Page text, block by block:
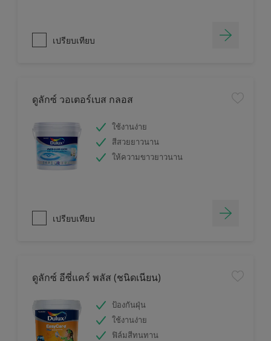
เปรียบเทียบ
ดูลักซ์ วอเตอร์เบส กลอส
ใช้งานง่าย
สีสวยยาวนาน
ให้ความขาวยาวนาน
เปรียบเทียบ
ดูลักซ์ อีซี่แคร์ พลัส (ชนิดเนียน)
ป้องกันฝุ่น
ใช้งานง่าย
ฟิล์มสีทนทาน